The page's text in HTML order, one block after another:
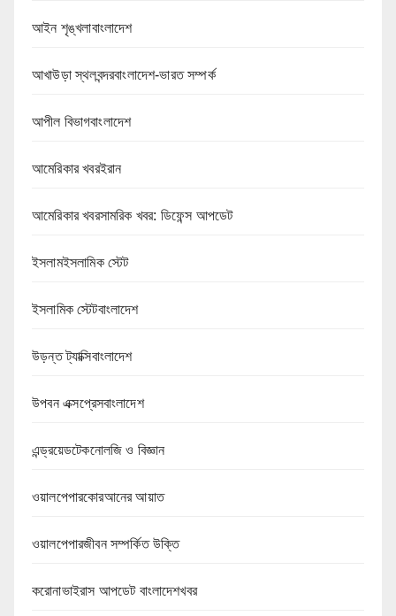
আইন শৃঙ্খলাবাংলাদেশ
আখাউড়া স্থলবন্দরবাংলাদেশ-ভারত সম্পর্ক
আপীল বিভাগবাংলাদেশ
আমেরিকার খবরইরান
আমেরিকার খবরসামরিক খবর: ডিফেন্স আপডেট
ইসলামইসলামিক স্টেট
ইসলামিক স্টেটবাংলাদেশ
উড়ন্ত ট্যাক্সিবাংলাদেশ
উপবন এক্সপ্রেসবাংলাদেশ
এন্ড্রয়েডটেকনোলজি ও বিজ্ঞান
ওয়ালপেপারকোরআনের আয়াত
ওয়ালপেপারজীবন সম্পর্কিত উক্তি
করোনাভাইরাস আপডেট বাংলাদেশখবর